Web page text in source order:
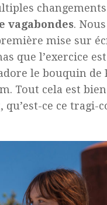
vagabondes.
mise sur
que l’exercice
le bouquin de
Tout cela est
ce ce tragi-